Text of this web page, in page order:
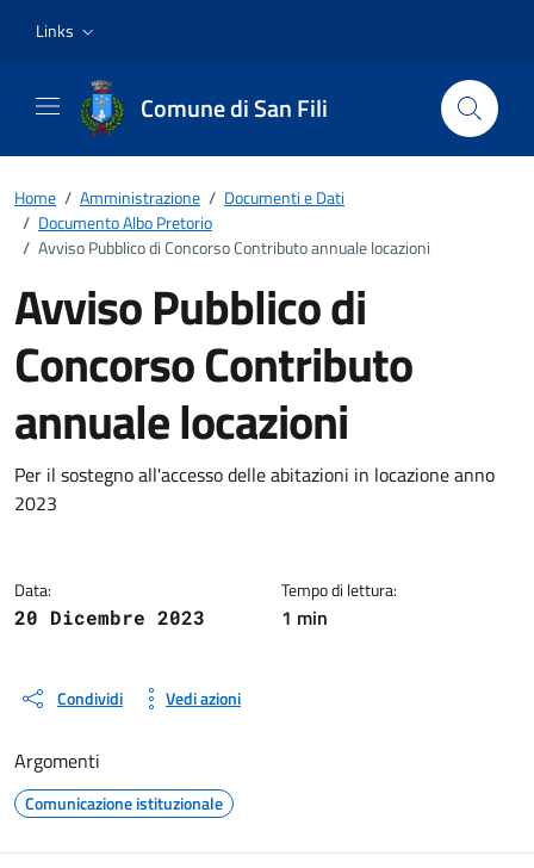
Links
Comune di San Fili
Home / Amministrazione / Documenti e Dati
/ Documento Albo Pretorio
/ Avviso Pubblico di Concorso Contributo annuale locazioni
Avviso Pubblico di
Concorso Contributo
annuale locazioni
Dettagli del documento
Per il sostegno all'accesso delle abitazioni in locazione anno
2023
Data:
20 Dicembre 2023
Tempo di lettura:
1 min
Condividi Vedi azioni
Argomenti
Comunicazione istituzionale